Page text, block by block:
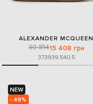
ALEXANDER MCQUEEN
30 81415 408 грн
373939.540.5
NEW
- 49%